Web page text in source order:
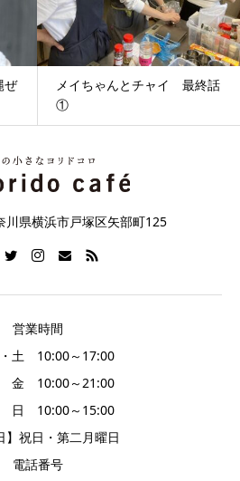
ぜ
メイちゃんとチャイ 最終話
①
川県横浜市戸塚区矢部町125
営業時間
・土 10:00～17:00
～21:00
～15:00
】祝日・第二月曜日
電話番号